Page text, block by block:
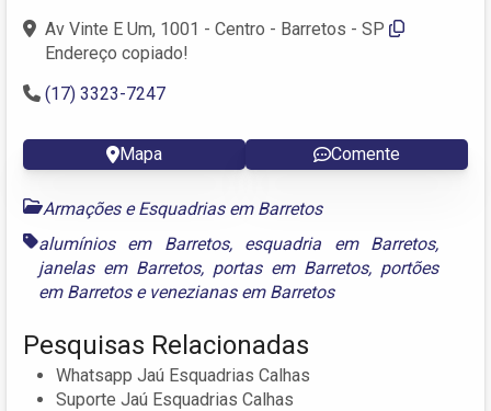
Av Vinte E Um, 1001 - Centro - Barretos - SP
Endereço copiado!
(17) 3323-7247
Mapa Comente
Armações e Esquadrias em Barretos
alumínios em Barretos, esquadria em Barretos,
janelas em Barretos, portas em Barretos, portões
em Barretose venezianas em Barretos
Pesquisas Relacionadas
Whatsapp Jaú Esquadrias Calhas
Suporte Jaú Esquadrias Calhas